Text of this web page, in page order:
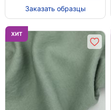
Заказать образцы
ХИТ